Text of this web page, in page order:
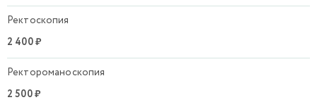
Ректоскопия
2 400 ₽
Ректороманоскопия
2 500 ₽